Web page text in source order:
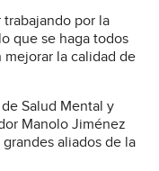
por la
que se haga todos
mejorar la calidad de
Salud Mental y
Manolo Jiménez
aliados de la